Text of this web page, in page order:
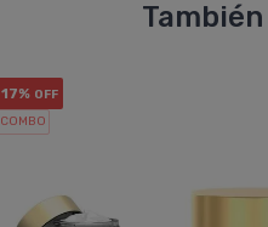
17% OFF
COMBO